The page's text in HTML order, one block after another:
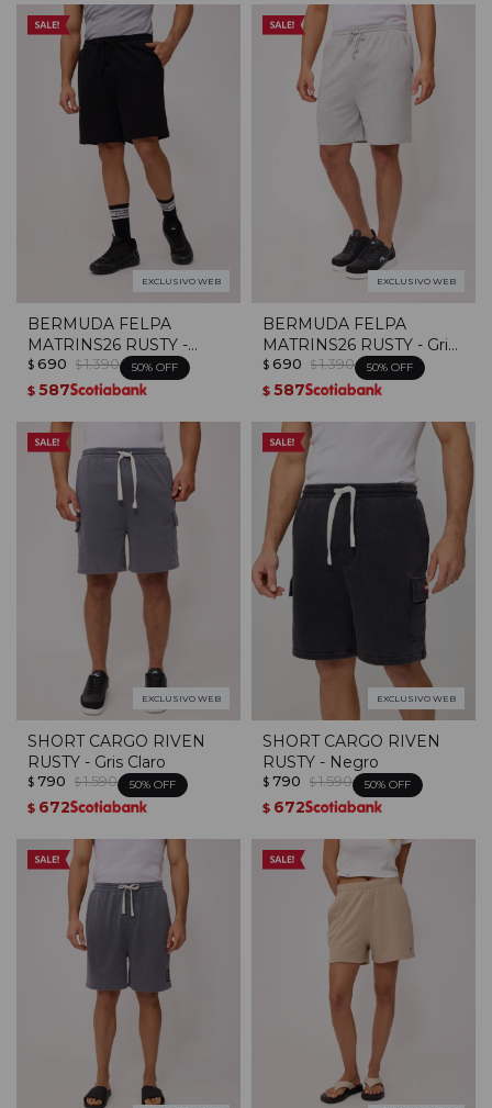
EXCLUSIVO WEB
BERMUDA FELPA
MATRINS26 RUSTY -
Negro
$ 690 $ 1.390 50
$ 587
EXCLUSIVO WEB
BERMUDA FELPA
MATRINS26 RUSTY - Gris
Melange
$ 690 $ 1.390 50
$ 587
EXCLUSIVO WEB
SHORT CARGO RIVEN
RUSTY - Gris Claro
$ 790 $ 1.590 50
$ 672
EXCLUSIVO WEB
SHORT CARGO RIVEN
RUSTY - Negro
$ 790 $ 1.590 50
$ 672